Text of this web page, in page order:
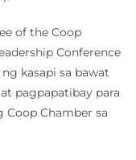
of the Coop
Conference
kasapi sa bawat
pagpapatibay para
Chamber sa